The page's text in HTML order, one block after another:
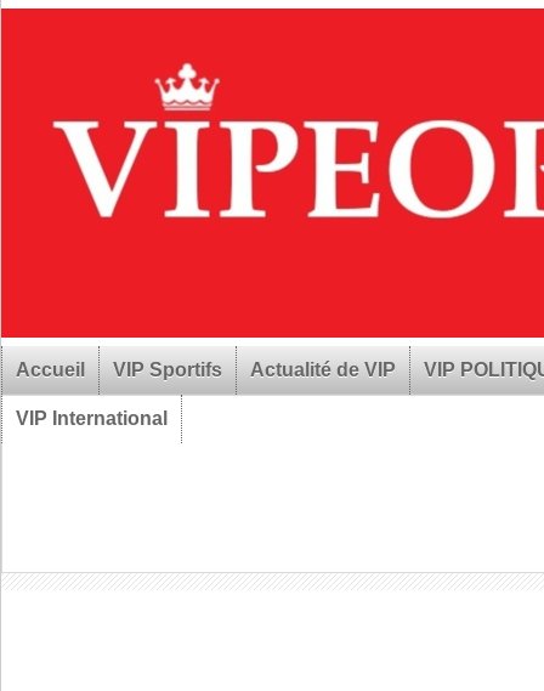
Accueil VIP Sportifs Actualité de VIP VIP
VIP International